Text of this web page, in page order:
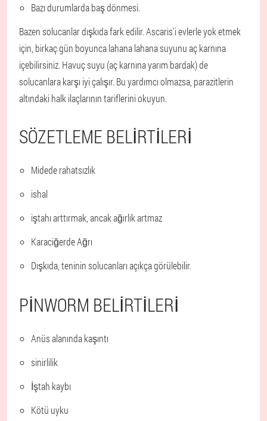
Bazı durumlarda baş dönmesi.
Bazen solucanlar dışkıda fark edilir. Ascaris'i evlerle yok etmek
için, birkaç gün boyunca lahana lahana suyunu aç karnına
içebilirsiniz. Havuç suyu (aç karnına yarım bardak) de
solucanlara karşı iyi çalışır. Bu yardımcı olmazsa, parazitlerin
altındaki halk ilaçlarının tariflerini okuyun.
SÖZETLEME BELIRTILERI
Midede rahatsızlık
ishal
iştahı arttırmak, ancak ağırlık artmaz
Karaciğerde Ağrı
Dışkıda, teninin solucanları açıkça görülebilir.
PINWORM BELIRTILERI
Anüs alanında kaşıntı
sinirlilik
İştah kaybı
Kötü uyku